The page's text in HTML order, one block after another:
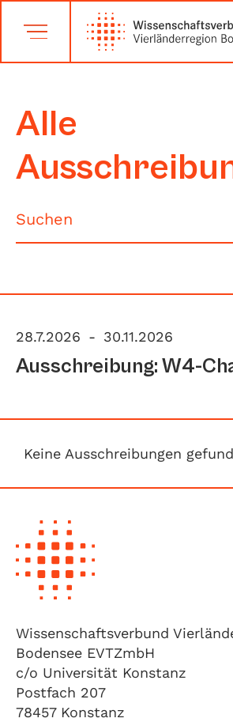
Alle
28.7.2026 - 30.11.2026
Ausschreibung: W4-
Keine Ausschreibungen
Wissenschaftsverbund
Bodensee EVTZmbH
c/o Universität Konstanz
Postfach 207
78457 Konstanz